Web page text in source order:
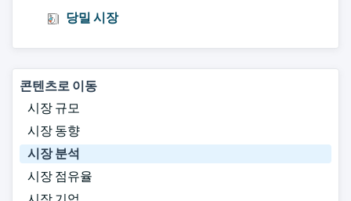
당밀 시장
콘텐츠로 이동
시장 규모
시장 동향
시장 분석
시장 점유율